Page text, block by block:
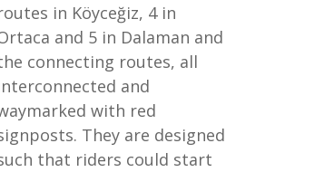
in Köyceğiz, 4 in
and 5 in Dalaman and
connecting routes, all
and
with red
They are designed
that riders could start